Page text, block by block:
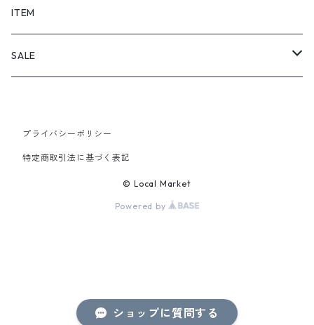
ショップに質問する
SHORTS
PANTS
ITEM
SALE
PANTS
プライバシーポリシー
特定商取引法に基づく表記
© Local Market
Powered by